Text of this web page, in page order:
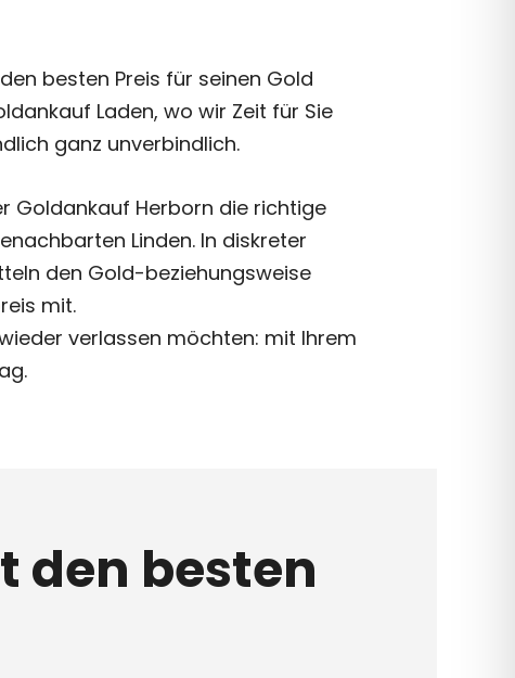
besten Preis für seinen Gold
Laden, wo wir Zeit für Sie
ganz unverbindlich.
Goldankauf Herborn die richtige
Linden. In diskreter
den Gold-beziehungsweise
mit.
verlassen möchten: mit Ihrem
den besten